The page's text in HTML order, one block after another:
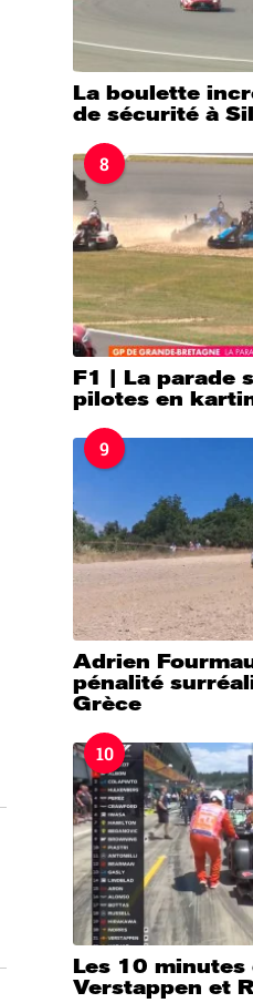
La boulette
de sécurité à
8
F1 | La parade
pilotes en
9
Adrien
pénalité
Grèce
10
Les 10
Verstappen et